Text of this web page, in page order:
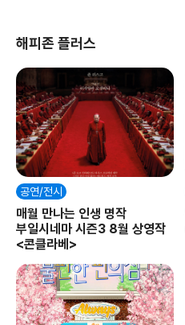
해피존 플러스
공연/전시
매월 만나는 인생 명작
부일시네마 시즌3 8월 상영작
<콘클라베>